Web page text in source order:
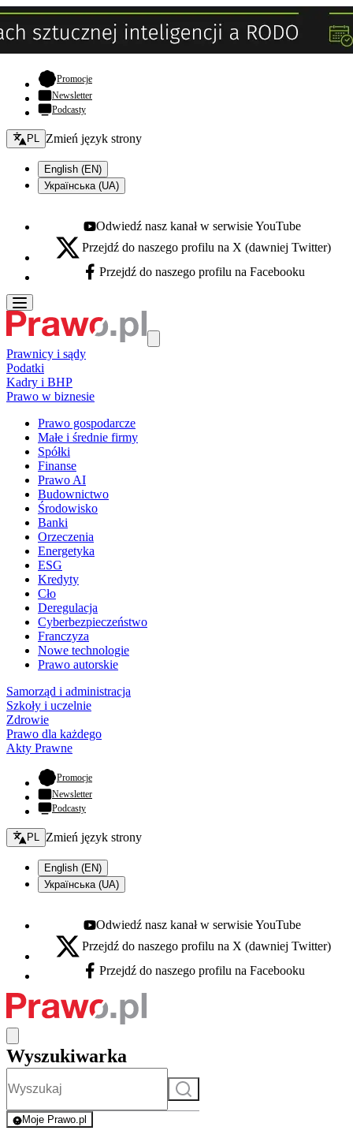
Promocje- otwiera się w nowej karcie
Newsletter
Podcasty
Zmień język - bieżący:
PL Zmień język strony
English (EN)
Українська (UA)
Youtube - otwiera się w nowej karcie
Odwiedź nasz kanał w serwisie YouTube
X - otwiera się w nowej karcie
Przejdź do naszego profilu na X (dawniej Twitter)
Facebook - otwiera się w nowej karcie
Przejdź do naszego profilu na Facebooku
Prawnicy i sądy
Podatki
Kadry i BHP
Prawo w biznesie
Prawo gospodarcze
Małe i średnie firmy
Spółki
Finanse
Prawo AI
Budownictwo
Środowisko
Banki
Orzeczenia
Energetyka
ESG
Kredyty
Cło
Deregulacja
Cyberbezpieczeństwo
Franczyza
Nowe technologie
Prawo autorskie
Samorząd i administracja
Szkoły i uczelnie
Zdrowie
Prawo dla każdego
Akty Prawne
Promocje- otwiera się w nowej karcie
Newsletter
Podcasty
Zmień język - bieżący:
PL Zmień język strony
English (EN)
Українська (UA)
Youtube - otwiera się w nowej karcie
Odwiedź nasz kanał w serwisie YouTube
X - otwiera się w nowej karcie
Przejdź do naszego profilu na X (dawniej Twitter)
Facebook - otwiera się w nowej karcie
Przejdź do naszego profilu na Facebooku
Wyszukiwarka
Szukaj
Moje Prawo.pl
- rejestracja i logowanie do serwisu